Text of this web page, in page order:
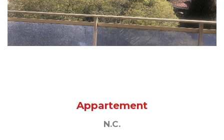
Appartement
N.C.